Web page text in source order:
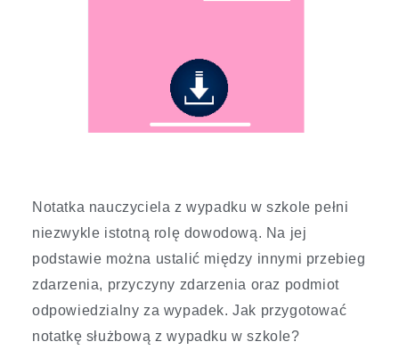
Notatka nauczyciela z wypadku w szkole pełni
niezwykle istotną rolę dowodową. Na jej
podstawie można ustalić między innymi przebieg
zdarzenia, przyczyny zdarzenia oraz podmiot
odpowiedzialny za wypadek. Jak przygotować
notatkę służbową z wypadku w szkole?